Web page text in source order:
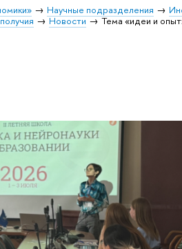
Научные подразделения
Новости Тема «идеи и